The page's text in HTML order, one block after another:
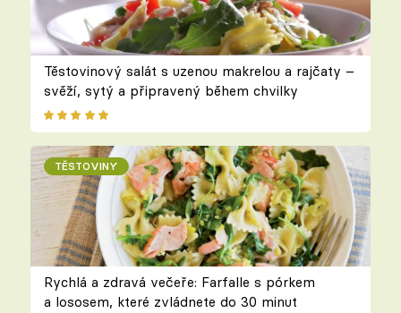
Těstovinový salát s uzenou makrelou a rajčaty –
svěží, sytý a připravený během chvilky
TĚSTOVINY
Rychlá a zdravá večeře: Farfalle s pórkem
a lososem, které zvládnete do 30 minut